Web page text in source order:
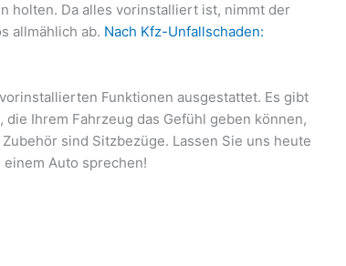
holten. Da alles vorinstalliert ist, nimmt der
allmählich ab. Nach Kfz-Unfallschaden:
Funktionen ausgestattet. Es gibt
Ihrem Fahrzeug das Gefühl geben können,
sind Sitzbezüge. Lassen Sie uns heute
Auto sprechen!